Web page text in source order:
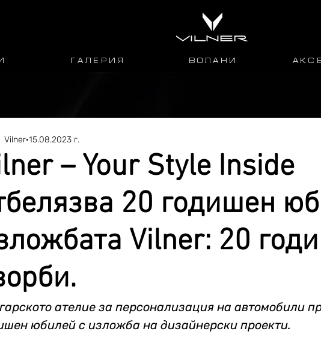
Г А Л Е Р И Я В О Л А Н И А К С
– Your Style Inside
20 годишен
Vilner: 20
Vilner 15.08.2023 г.
ателие за персонализация на автомобили
юбилей с изложба на дизайнерски проекти.